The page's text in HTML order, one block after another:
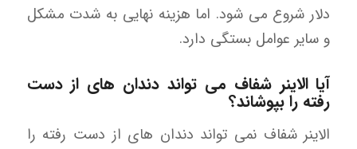
دلار شروع می شود. اما هزینه نهایی به شدت مشکل
و سایر عوامل بستگی دارد.
آیا الاینر شفاف می تواند دندان های از دست
رفته را بپوشاند؟
الاینر شفاف نمی تواند دندان های از دست رفته را